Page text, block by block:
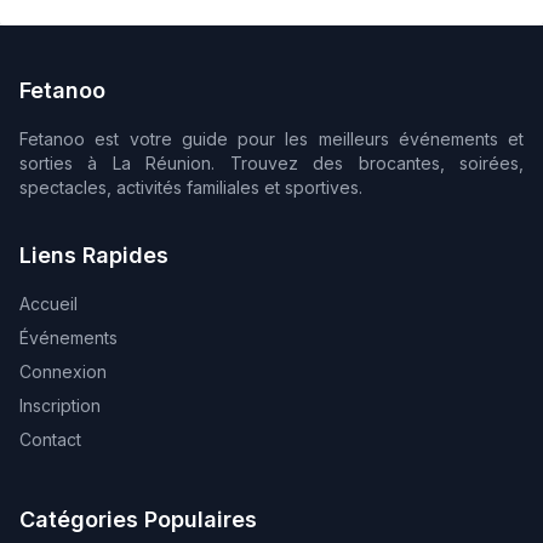
Fetanoo
Fetanoo est votre guide pour les meilleurs événements et
sorties à La Réunion. Trouvez des brocantes, soirées,
spectacles, activités familiales et sportives.
Liens Rapides
Accueil
Événements
Connexion
Inscription
Contact
Catégories Populaires